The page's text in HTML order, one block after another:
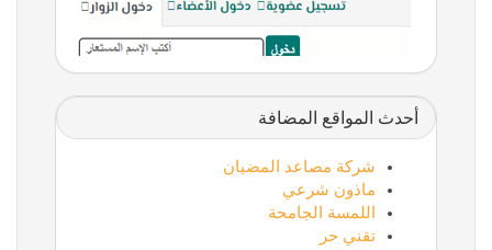
أحدث المواقع المضافة
شركة مصاعد المضيان
ماذون شرعي
اللمسة الجامحة
تقني حر